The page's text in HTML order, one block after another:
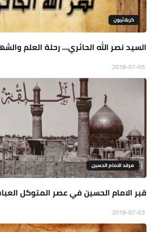
كربلائيون
السيد نصر الله الحائري... رحلة العلم
مرقد الامام الحسين
قبر الامام الحسين في عصر المتوكل